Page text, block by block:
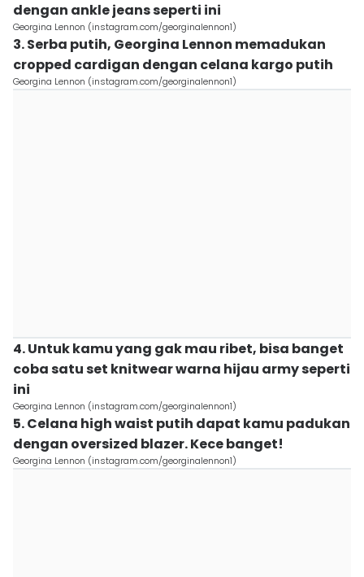
dengan ankle jeans seperti ini
Georgina Lennon (instagram.com/georginalennon1)
3. Serba putih, Georgina Lennon memadukan
cropped cardigan dengan celana kargo putih
Georgina Lennon (instagram.com/georginalennon1)
4. Untuk kamu yang gak mau ribet, bisa banget
coba satu set knitwear warna hijau army seperti
ini
Georgina Lennon (instagram.com/georginalennon1)
5. Celana high waist putih dapat kamu padukan
dengan oversized blazer. Kece banget!
Georgina Lennon (instagram.com/georginalennon1)